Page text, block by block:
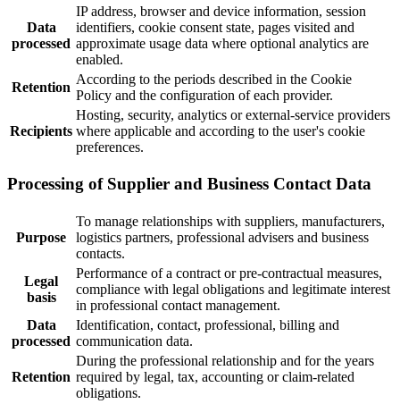
Data
processed
IP address, browser and device information, session
identifiers, cookie consent state, pages visited and
approximate usage data where optional analytics are
enabled.
Retention
According to the periods described in the Cookie
Policy and the configuration of each provider.
Recipients
Hosting, security, analytics or external-service providers
where applicable and according to the user's cookie
preferences.
Processing of Supplier and Business Contact Data
Purpose
To manage relationships with suppliers, manufacturers,
logistics partners, professional advisers and business
contacts.
Legal
basis
Performance of a contract or pre-contractual measures,
compliance with legal obligations and legitimate interest
in professional contact management.
Data
processed
Identification, contact, professional, billing and
communication data.
Retention
During the professional relationship and for the years
required by legal, tax, accounting or claim-related
obligations.